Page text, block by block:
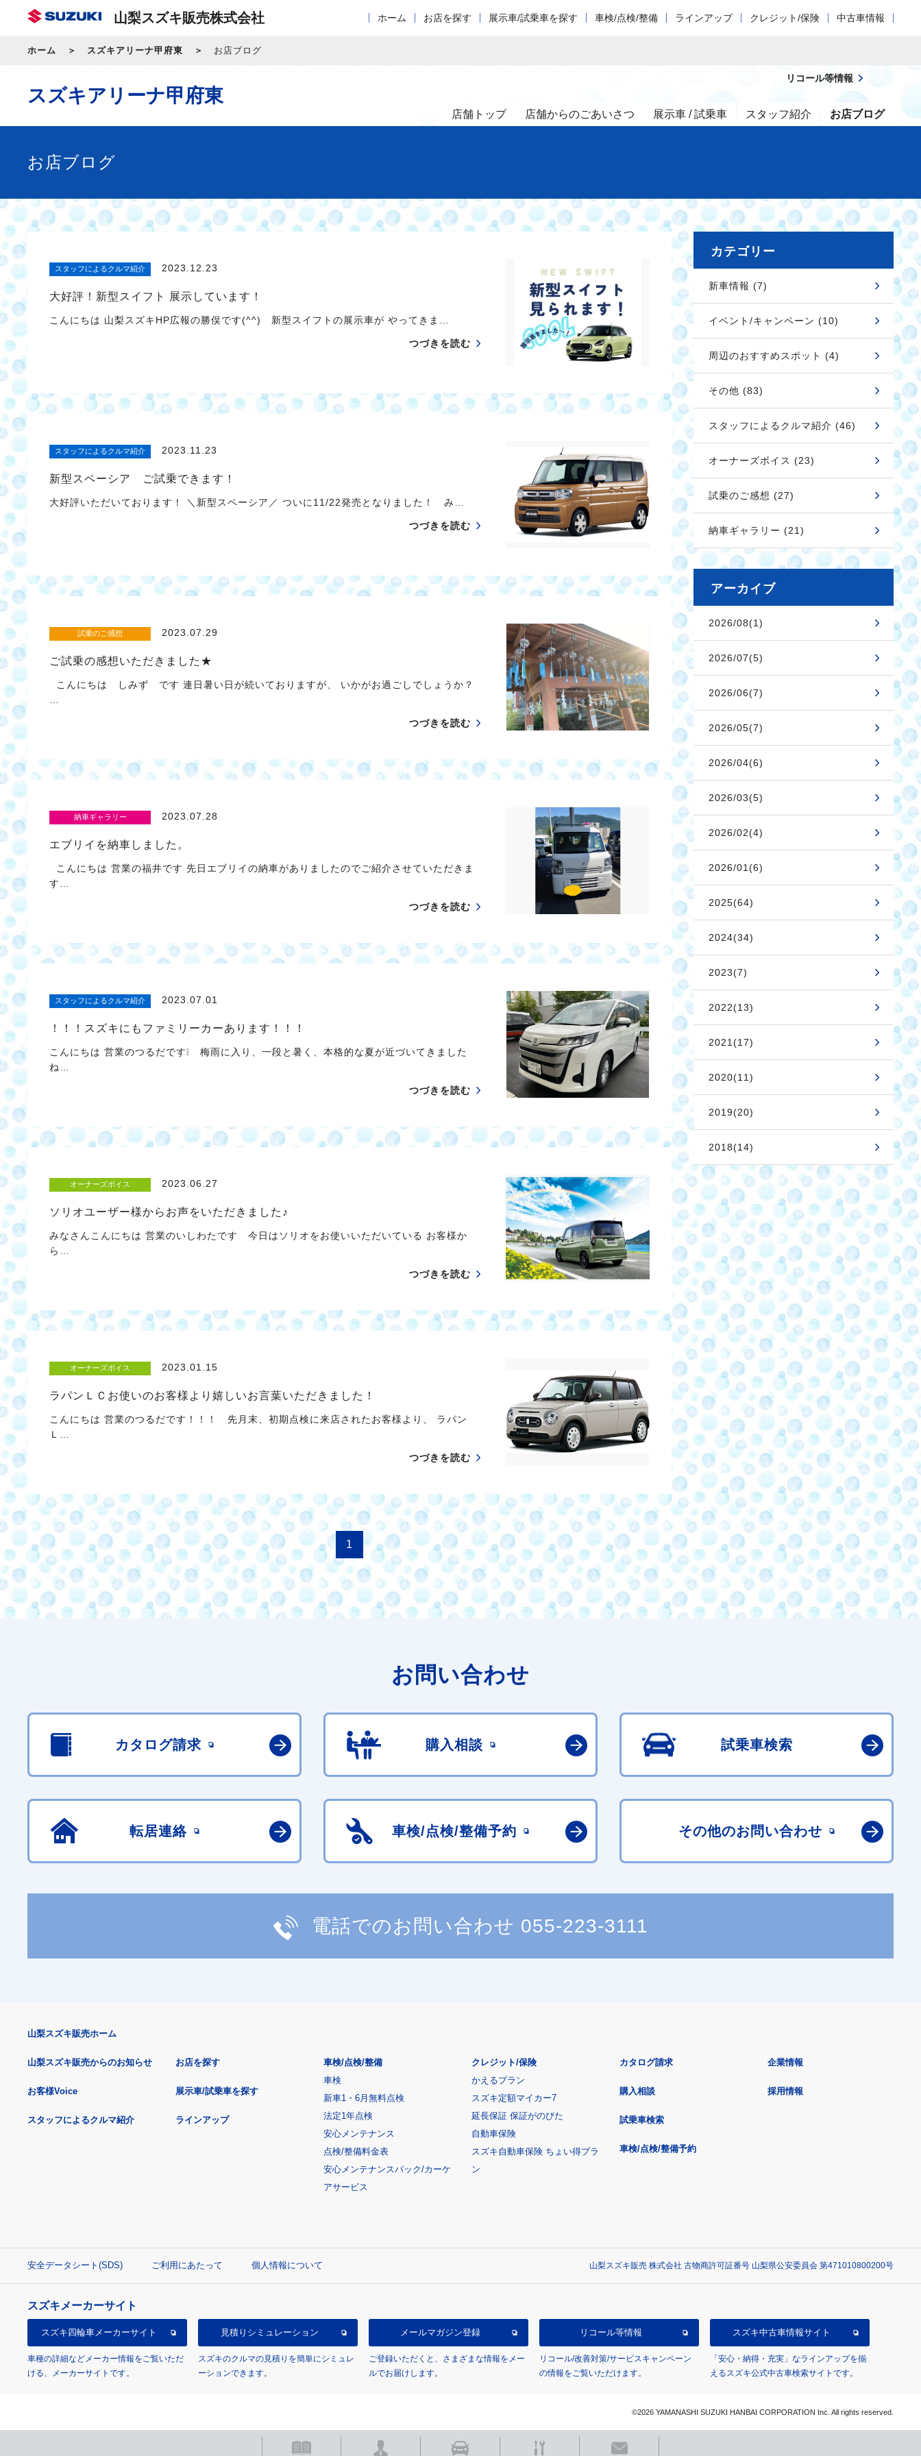
山梨スズキ販売株式会社 ホーム お店を探す 展示車/試乗車を探す 車検/点検/整備 ラインアップ クレジット/保険 中古車情報
ホーム スズキアリーナ甲府東 お店ブログ
スズキアリーナ甲府東
店舗トップ 店舗からのごあいさつ 展示車 / 試乗車 スタッフ紹介 お店ブログ
リコール等情報
お店ブログ
スタッフによるクルマ紹介 2023.12.23
大好評！新型スイフト 展示しています！
こんにちは 山梨スズキHP広報の勝俣です(^^) 新型スイフトの展示車が やってきま…
つづきを読む
スタッフによるクルマ紹介 2023.11.23
新型スペーシア ご試乗できます！
大好評いただいております！ ＼新型スペーシア／ ついに11/22発売となりました！ み…
つづきを読む
試乗のご感想 2023.07.29
ご試乗の感想いただきました★
こんにちは しみず です 連日暑い日が続いておりますが、 いかがお過ごしでしょうか？
つづきを読む
納車ギャラリー 2023.07.28
エブリイを納車しました。
こんにちは 営業の福井です 先日エブリイの納車がありましたのでご紹介させていただきま
す…
つづきを読む
スタッフによるクルマ紹介 2023.07.01
！！！スズキにもファミリーカーあります！！！
こんにちは 営業のつるだです❕ 梅雨に入り、一段と暑く、本格的な夏が近づいてきました
ね…
つづきを読む
オーナーズボイス 2023.06.27
ソリオユーザー様からお声をいただきました♪
みなさんこんにちは 営業のいしわたです 今日はソリオをお使いいただいている お客様か
ら…
つづきを読む
オーナーズボイス 2023.01.15
ラパンＬＣお使いのお客様より嬉しいお言葉いただきました！
こんにちは 営業のつるだです！！！ 先月末、初期点検に来店されたお客様より、 ラパン
Ｌ…
つづきを読む
1
カテゴリー
新車情報 (7)
イベント/キャンペーン (10)
周辺のおすすめスポット (4)
その他 (83)
スタッフによるクルマ紹介 (46)
オーナーズボイス (23)
試乗のご感想 (27)
納車ギャラリー (21)
アーカイブ
2026/08(1)
2026/07(5)
2026/06(7)
2026/05(7)
2026/04(6)
2026/03(5)
2026/02(4)
2026/01(6)
2025(64)
2024(34)
2023(7)
2022(13)
2021(17)
2020(11)
2019(20)
2018(14)
お問い合わせ
カタログ請求 購入相談 試乗車検索
転居連絡 車検/点検/整備予約 その他のお問い合わせ
電話でのお問い合わせ 055-223-3111
山梨スズキ販売ホーム
山梨スズキ販売からのお知らせ
お客様Voice
スタッフによるクルマ紹介
お店を探す
展示車/試乗車を探す
ラインアップ
車検/点検/整備
車検
新車1・6月無料点検
法定1年点検
安心メンテナンス
点検/整備料金表
安心メンテナンスパック/カーケ
アサービス
クレジット/保険
かえるプラン
スズキ定額マイカー7
延長保証 保証がのびた
自動車保険
スズキ自動車保険 ちょい得プラ
ン
カタログ請求
購入相談
試乗車検索
車検/点検/整備予約
企業情報
採用情報
安全データシート(SDS) ご利用にあたって 個人情報について 山梨スズキ販売 株式会社 古物商許可証番号 山梨県公安委員会 第471010800200号
スズキメーカーサイト
スズキ四輪車メーカーサイト
車種の詳細などメーカー情報をご覧いただ
ける、メーカーサイトです。
見積り シミュレーション
スズキのクルマの見積りを簡単にシミュレ
ーションできます。
メールマガジン登録
ご登録いただくと、さまざまな情報をメー
ルでお届けします。
リコール等情報
リコール/改善対策/サービスキャンペーン
の情報をご覧いただけます。
スズキ中古車情報サイト
「安心・納得・充実」なラインアップを揃
えるスズキ公式中古車検索サイトです。
©2026 YAMANASHI SUZUKI HANBAI CORPORATION Inc. All rights reserved.